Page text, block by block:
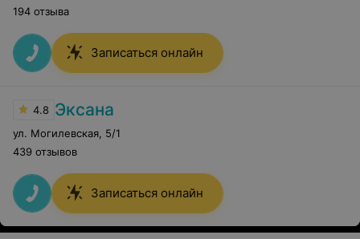
194 отзыва
Записаться онлайн
4.8 Эксана
ул. Могилевская 5/1
439 отзывов
Записаться онлайн